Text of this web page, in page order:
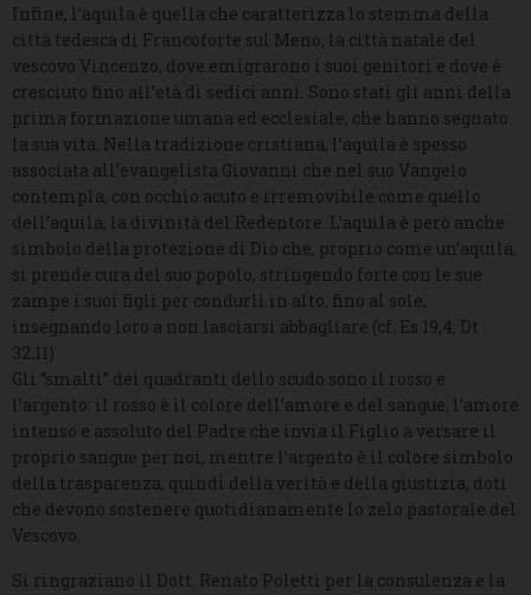
Infine, l’aquila è quella che caratterizza lo stemma della
città tedesca di Francoforte sul Meno, la città natale del
vescovo Vincenzo, dove emigrarono i suoi genitori e dove è
cresciuto fino all’età di sedici anni. Sono stati gli anni della
prima formazione umana ed ecclesiale, che hanno segnato
la sua vita. Nella tradizione cristiana, l’aquila è spesso
associata all’evangelista Giovanni che nel suo Vangelo
contempla, con occhio acuto e irremovibile come quello
dell’aquila, la divinità del Redentore. L’aquila è però anche
simbolo della protezione di Dio che, proprio come un’aquila,
si prende cura del suo popolo, stringendo forte con le sue
zampe i suoi figli per condurli in alto, fino al sole,
insegnando loro a non lasciarsi abbagliare (cf. Es 19,4; Dt
32,11).
Gli “smalti” dei quadranti dello scudo sono il rosso e
l’argento: il rosso è il colore dell’amore e del sangue, l’amore
intenso e assoluto del Padre che invia il Figlio a versare il
proprio sangue per noi, mentre l’argento è il colore simbolo
della trasparenza, quindi della verità e della giustizia, doti
che devono sostenere quotidianamente lo zelo pastorale del
Vescovo.
Si ringraziano il Dott. Renato Poletti per la consulenza e la